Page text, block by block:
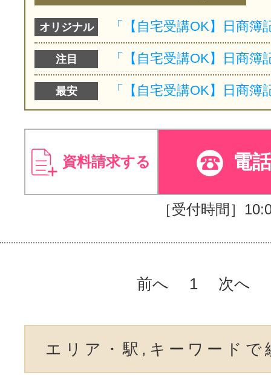
オリジナル
注目
最安
資料請求する 電
［受付時間］
前へ 1 次へ
エリア・駅,キーワードで